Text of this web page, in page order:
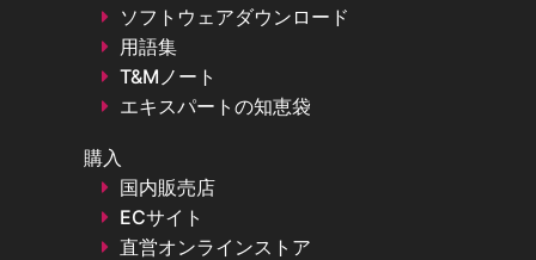
ソフトウェアダウンロード
用語集
T&Mノート
エキスパートの知恵袋
購入
国内販売店
ECサイト
直営オンラインストア